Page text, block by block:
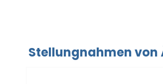
Stellungnahmen von